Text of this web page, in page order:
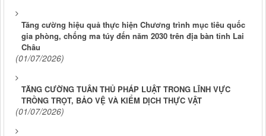
Tăng cường hiệu quả thực hiện Chương trình mục tiêu quốc
gia phòng, chống ma túy đến năm 2030 trên địa bàn tỉnh Lai
Châu
(01/07/2026)
TĂNG CƯỜNG TUÂN THỦ PHÁP LUẬT TRONG LĨNH VỰC
TRỒNG TRỌT, BẢO VỆ VÀ KIỂM DỊCH THỰC VẬT
(01/07/2026)